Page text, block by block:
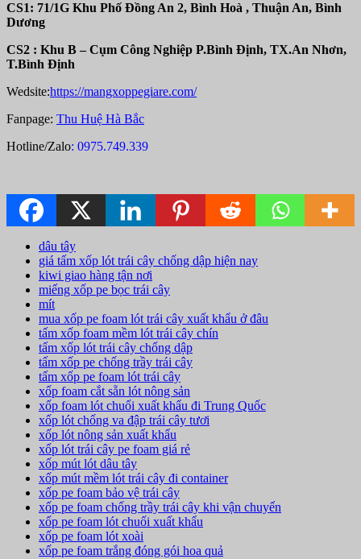
CS1: 71/1G Khu Phố Đồng An 2, Bình Hoà , Thuận An, Bình
Dương
CS2 : Khu B – Cụm Công Nghiệp P.Bình Định, TX.An Nhơn,
T.Bình Định
Wedsite:https://mangxoppegiare.com/
Fanpage: Thu Huệ Hà Bắc
Hotline/Zalo: 0975.749.339
dâu tây
giá tấm xốp lót trái cây chống dập hiện nay
kiwi giao hàng tận nơi
miếng xốp pe bọc trái cây
mít
mua xốp pe foam lót trái cây xuất khẩu ở đâu
tấm xốp foam mềm lót trái cây chín
tấm xốp lót trái cây chống dập
tấm xốp pe chống trầy trái cây
tấm xốp pe foam lót trái cây
xốp foam cắt sẵn lót nông sản
xốp foam lót chuối xuất khẩu đi Trung Quốc
xốp lót chống va đập trái cây tươi
xốp lót nông sản xuất khẩu
xốp lót trái cây pe foam giá rẻ
xốp mút lót dâu tây
xốp mút mềm lót trái cây đi container
xốp pe foam bảo vệ trái cây
xốp pe foam chống trầy trái cây khi vận chuyển
xốp pe foam lót chuối xuất khẩu
xốp pe foam lót xoài
xốp pe foam trắng đóng gói hoa quả